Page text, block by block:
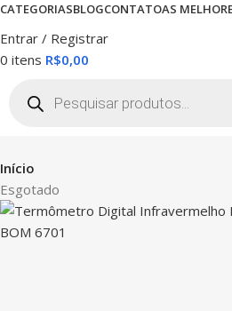
CATEGORIASBLOGCONTATOAS
Entrar / Registrar
0 itens R$0,00
Início
Esgotado